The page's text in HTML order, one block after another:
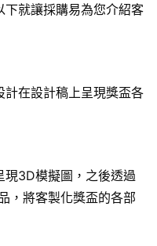
就讓採購易為您介紹客
在設計稿上呈現獎盃各
現3D模擬圖，之後透過
，將客製化獎盃的各部